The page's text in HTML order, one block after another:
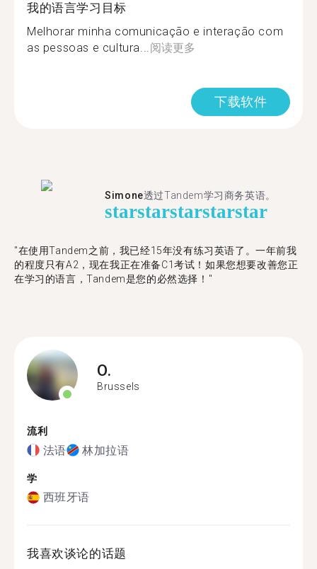
我的语言学习目标
Melhorar minha comunicação e interação com
as pessoas e cultura...阅读更多
下载软件
Simone透过Tandem学习商务英语。
starstarstarstarstar
"在使用Tandem之前，我已经15年没有练习英语了。一年前我
的程度只有A2，现在我正在准备C1考试！如果您想要改善您正
在学习的语言，Tandem是您的必然选择！"
O.
Brussels
流利
法语 林加拉语
学
西班牙语
我喜欢谈论的话题